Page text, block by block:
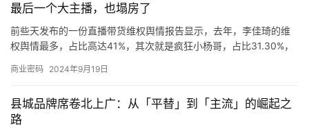
最后一个大主播，也塌房了
前些天发布的一份直播带货维权舆情报告显示，去年，李佳琦的维
权舆情最多，占比高达41%，其次就是疯狂小杨哥，占比31.30%，
平常的纯佣金模式是通过自然流量，买一单收取一单的佣金，大概
同的达人去推广和引流，后期直播根据产品，匹配垂直类的达人去
进行直播带货，2万可以保到70万元的总销售额，佣金大概8%。过
商业密码 2024年9月19日
县城品牌席卷北上广：从「平替」到「主流」的崛起之
路